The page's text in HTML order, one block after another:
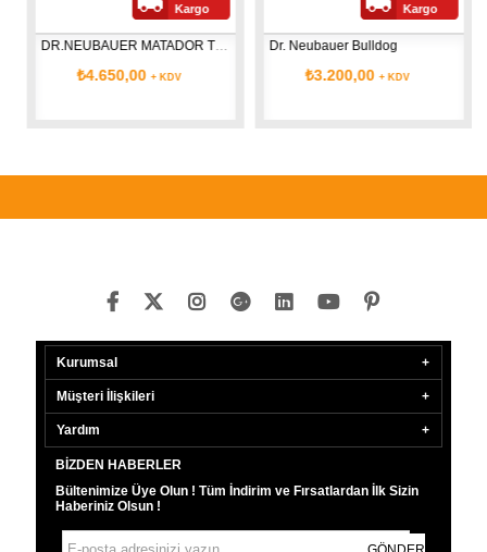
DR.NEUBAUER MATADOR TEXA BALSA CARBON
₺4.650,00 + KDV
Kargo
Dr. Neubauer Bulldog
₺3.200,00 + KDV
Kargo
Kurumsal
Müşteri İlişkileri
Yardım
BIZDEN HABERLER
Bültenimize Üye Olun ! Tüm İndirim ve Fırsatlardan İlk Sizin
Haberiniz Olsun !